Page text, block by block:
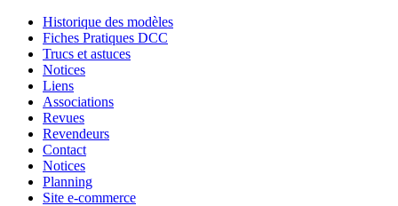
Historique des modèles
Fiches Pratiques DCC
Trucs et astuces
Notices
Liens
Associations
Revues
Revendeurs
Contact
Notices
Planning
Site e-commerce